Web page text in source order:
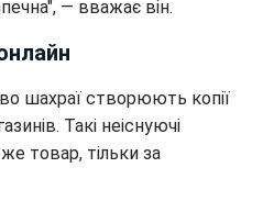
— вважає він.
шахраї створюють копії
Такі неіснуючі
товар, тільки за